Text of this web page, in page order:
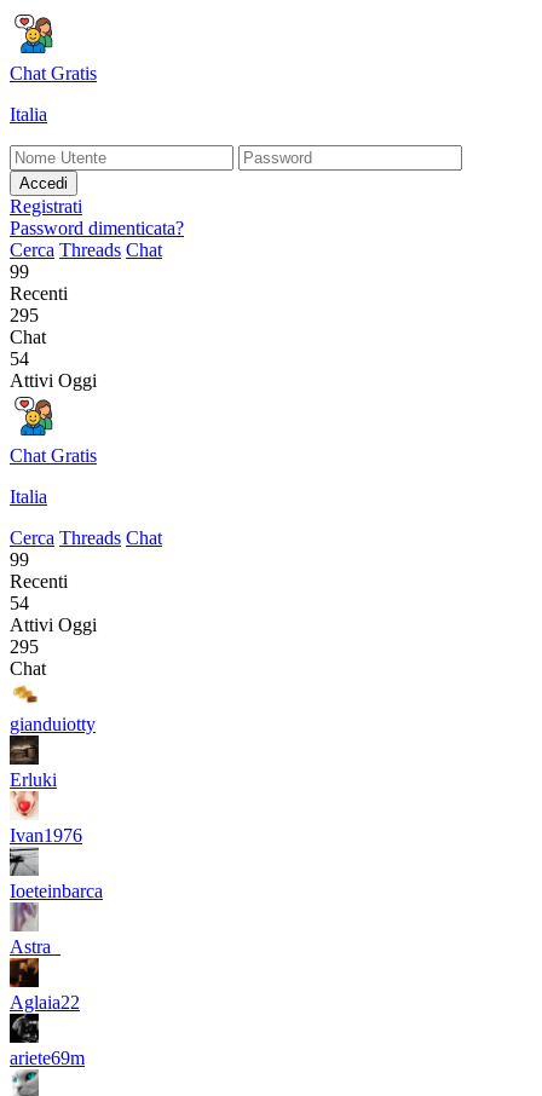
Chat Gratis
Italia
Accedi
Registrati
Password dimenticata?
Cerca Threads Chat
99
Recenti
295
Chat
54
Attivi Oggi
Chat Gratis
Italia
Cerca Threads Chat
99
Recenti
54
Attivi Oggi
295
Chat
gianduiotty
Erluki
Ivan1976
Ioeteinbarca
Astra_
Aglaia22
ariete69m